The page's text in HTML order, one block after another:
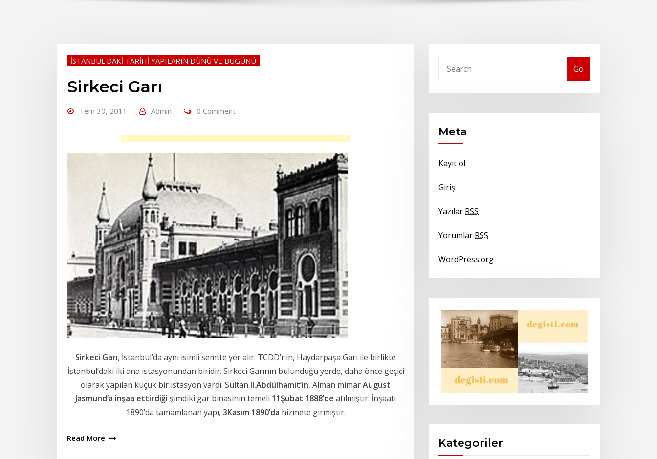
İSTANBUL'DAKİ TARİHİ YAPILARIN DÜNÜ VE BUGÜNÜ
Sirkeci Garı
Tem 30, 2011 Admin 0 Comment
Sirkeci Garı, İstanbul’da aynı isimli semtte yer alır. TCDD’nin, Haydarpaşa Garı ile birlikte
İstanbul’daki iki ana istasyonundan biridir. Sirkeci Garının bulunduğu yerde, daha önce geçici
olarak yapılan küçük bir istasyon vardı. Sultan II.Abdülhamit’in, Alman mimarAugust
Jasmund’a inşaa ettirdiği şimdiki gar binasının temeli 11Şubat 1888’de atılmıştır. İnşaatı
1890’da tamamlanan yapı, 3Kasım 1890’da hizmete girmiştir.
Read More
Go
Meta
Kayıt ol
Giriş
Yazılar RSS
Yorumlar RSS
WordPress.org
Kategoriler